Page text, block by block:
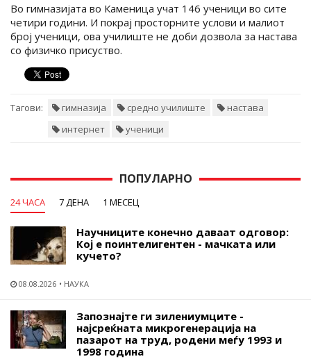
Во гимназијата во Каменица учат 146 ученици во сите
четири години. И покрај просторните услови и малиот
број ученици, ова училиште не доби дозвола за настава
со физичко присуство.
Тагови: гимназија средно училиште
настава
интернет
ученици
ПОПУЛАРНО
24 ЧАСА 7 ДЕНА 1 МЕСЕЦ
Научниците конечно даваат одговор:
Кој е поинтелигентен - мачката или
кучето?
08.08.2026 НАУКА
Запознајте ги зилениумците -
најсреќната микрогенерација на
пазарот на труд, родени меѓу 1993 и
1998 година